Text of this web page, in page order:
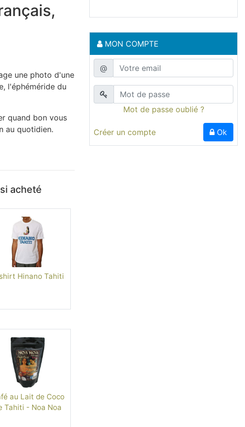
une photo d'une
l'éphéméride du
quand bon vous
au quotidien.
acheté
Hinano Tahiti
au Lait de Coco
Tahiti - Noa Noa
MON COMPTE
@
Mot de passe oublié ?
Créer un compte Ok